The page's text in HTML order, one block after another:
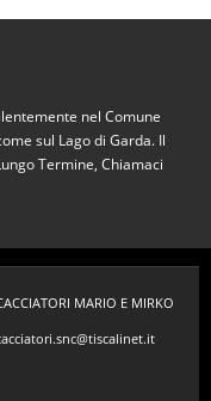
nel Comune
sul Lago di Garda. Il
Termine, Chiamaci
MARIO E MIRKO